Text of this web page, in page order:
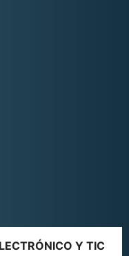
Y TIC